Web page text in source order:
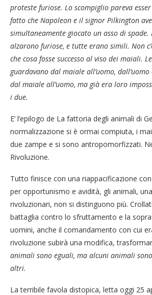
proteste furiose. Lo scompiglio pareva
fatto che Napoleon e il signor Pilkington
simultaneamente giocato un asso di spade.
alzarono furiose, e tutte erano simili. Non
che cosa fosse successo al viso dei maiali.
guardavano dal maiale all’uomo,
dal maiale all’uomo, ma già era loro
i due.
E’ l’epilogo de La fattoria degli animali di
normalizzazione si è ormai compiuta, i
due zampe e si sono antropomorfizzati.
Rivoluzione.
Tutto finisce con una riappacificazione
per opportunismo e avidità, gli animali,
rivoluzionari, non si distinguono più.
battaglia contro lo sfruttamento e la
uomini, anche il comandamento con cui
rivoluzione subirà una modifica,
animali sono eguali, ma alcuni animali
altri.
La terribile favola distopica, letta oggi 25